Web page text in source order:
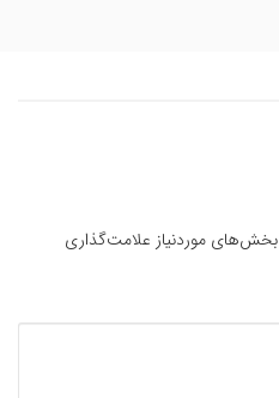
بخش‌های موردنیاز علامت‌گذاری